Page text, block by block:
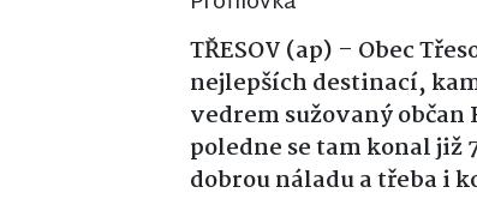
TŘESOV (ap) – Obec
nejlepších destinací,
vedrem sužovaný občan
poledne se tam konal již
dobrou náladu a třeba i